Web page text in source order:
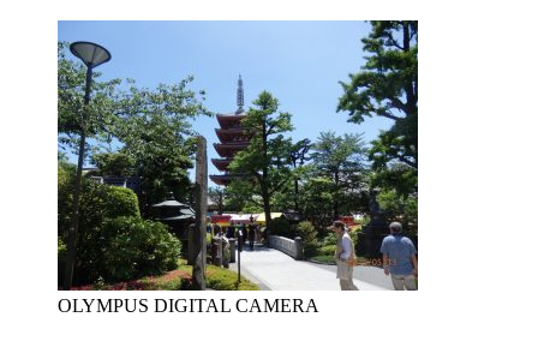
OLYMPUS DIGITAL CAMERA